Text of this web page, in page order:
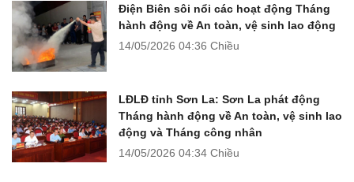
Điện Biên sôi nổi các hoạt động Tháng
hành động về An toàn, vệ sinh lao động
14/05/2026 04:36 Chiều
LĐLĐ tỉnh Sơn La: Sơn La phát động
Tháng hành động về An toàn, vệ sinh lao
động và Tháng công nhân
14/05/2026 04:34 Chiều